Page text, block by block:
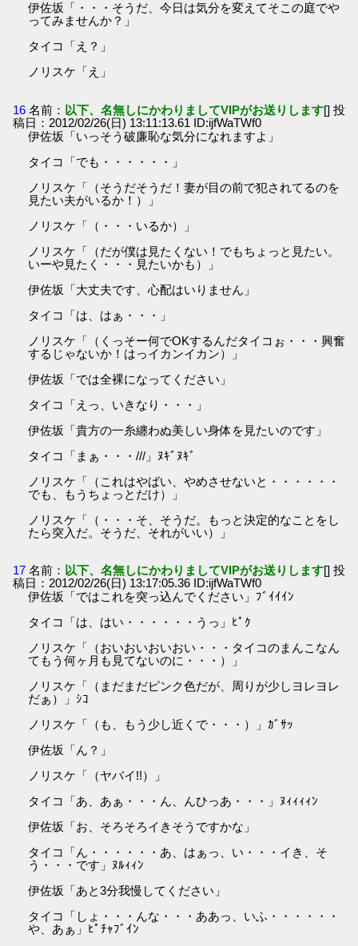
伊佐坂「・・・そうだ、今日は気分を変えてそこの庭でや
ってみませんか？」
タイコ「え？」
ノリスケ「え」
16 名前： 以下、名無しにかわりましてVIPがお送りします[] 投
稿日：2012/02/26(日) 13:11:13.61 ID:ijfWaTWf0
伊佐坂「いっそう破廉恥な気分になれますよ」
タイコ「でも・・・・・・」
ノリスケ「（そうだそうだ！妻が目の前で犯されてるのを
見たい夫がいるか！）」
ノリスケ「（・・・いるか）」
ノリスケ「（だが僕は見たくない！でもちょっと見たい。
いーや見たく・・・見たいかも）」
伊佐坂「大丈夫です、心配はいりません」
タイコ「は、はぁ・・・」
ノリスケ「（くっそー何でOKするんだタイコぉ・・・興奮
するじゃないか！はっイカンイカン）」
伊佐坂「では全裸になってください」
タイコ「えっ、いきなり・・・」
伊佐坂「貴方の一糸纏わぬ美しい身体を見たいのです」
タイコ「まぁ・・・///」ﾇｷﾞﾇｷﾞ
ノリスケ「（これはやばい、やめさせないと・・・・・・
でも、もうちょっとだけ）」
ノリスケ「（・・・そ、そうだ。もっと決定的なことをし
たら突入だ。そうだ、それがいい）」
17 名前： 以下、名無しにかわりましてVIPがお送りします[] 投
稿日：2012/02/26(日) 13:17:05.36 ID:ijfWaTWf0
伊佐坂「ではこれを突っ込んでください」ﾌﾞｲｲｲﾝ
タイコ「は、はい・・・・・・うっ」ﾋﾟｸ
ノリスケ「（おいおいおいおい・・・タイコのまんこなん
てもう何ヶ月も見てないのに・・・）」
ノリスケ「（まだまだピンク色だが、周りが少しヨレヨレ
だぁ）」ｼｺ
ノリスケ「（も、もう少し近くで・・・）」ｶﾞｻｯ
伊佐坂「ん？」
ノリスケ「（ヤバイ!!）」
タイコ「あ、あぁ・・・ん、んひっあ・・・」ﾇｨｨｨｨﾝ
伊佐坂「お、そろそろイきそうですかな」
タイコ「ん・・・・・・あ、はぁっ、い・・・イき、そ
う・・・です」ﾇﾙｨｨﾝ
伊佐坂「あと3分我慢してください」
タイコ「しょ・・・んな・・・ああっ、いふ・・・・・・
や、あぁ」ﾋﾟﾁｬﾌﾞｲﾝ